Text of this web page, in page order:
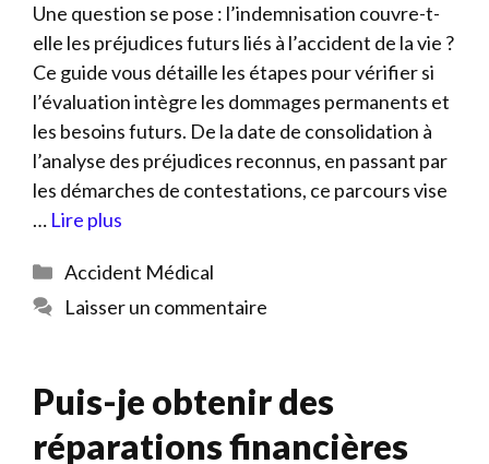
Une question se pose : l’indemnisation couvre-t-
elle les préjudices futurs liés à l’accident de la vie ?
Ce guide vous détaille les étapes pour vérifier si
l’évaluation intègre les dommages permanents et
les besoins futurs. De la date de consolidation à
l’analyse des préjudices reconnus, en passant par
les démarches de contestations, ce parcours vise
… Lire plus
Catégories
Accident Médical
Laisser un commentaire
Puis-je obtenir des
réparations financières